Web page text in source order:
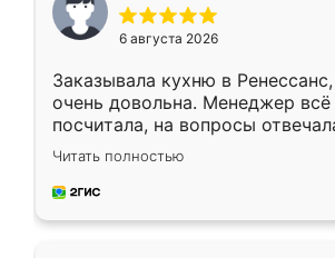
6 августа 2026
Заказывала кухню в
очень довольна. Менеджер
посчитала, на вопросы
Замерщик приехал в субботу,
делу со всей
за день, ребята работали
Читать полностью